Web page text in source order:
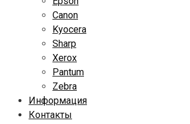
Canon
Kyocera
Sharp
Xerox
Pantum
Zebra
Информация
Контакты